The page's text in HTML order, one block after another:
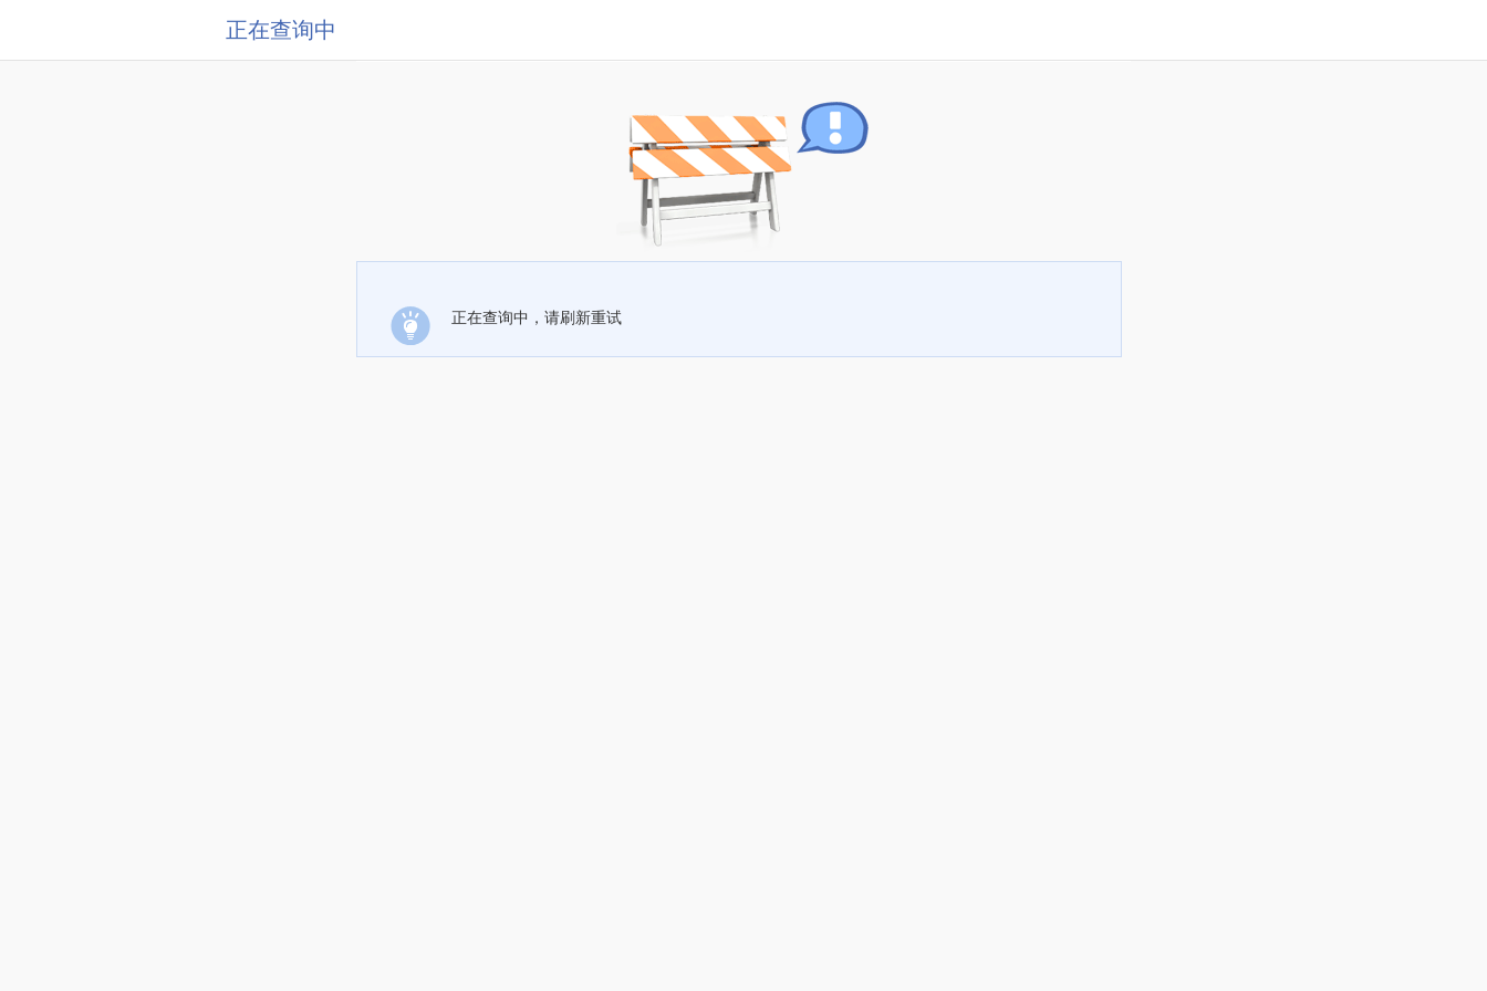
正在查询中
正在查询中，请刷新重试